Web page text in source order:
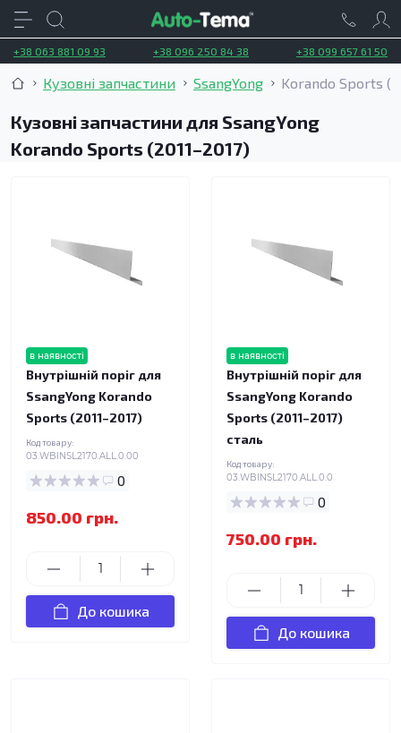
+38 063 881 09 93 +38 096 250 84 38 +38 099 657 61 50
Кузовні запчастини SsangYong Korando Sports
Кузовні запчастини для SsangYong
Korando Sports (2011–2017)
в наявності
Внутрішній поріг для
SsangYong Korando
Sports (2011–2017)
Код товару:
03.WBINSL2170.ALL.0.00
0
850.00 грн.
До кошика
в наявності
Внутрішній поріг для
SsangYong Korando
Sports (2011–2017)
сталь
Код товару:
03.WBINSL2170.ALL.0.0
0
750.00 грн.
До кошика